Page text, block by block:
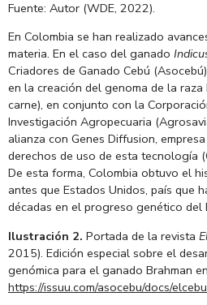
Fuente: Autor (WDE, 2022).
En Colombia se han realizado
materia. En el caso del ganado
Criadores de Ganado Cebú
en la creación del genoma de la
carne), en conjunto con la
Investigación Agropecuaria
alianza con Genes Diffusion,
derechos de uso de esta tecnología
De esta forma, Colombia obtuvo el
antes que Estados Unidos, país que
décadas en el progreso genético del
Ilustración 2. Portada de la revista
2015). Edición especial sobre el
genómica para el ganado Brahman
https://issuu.com/asocebu/docs/